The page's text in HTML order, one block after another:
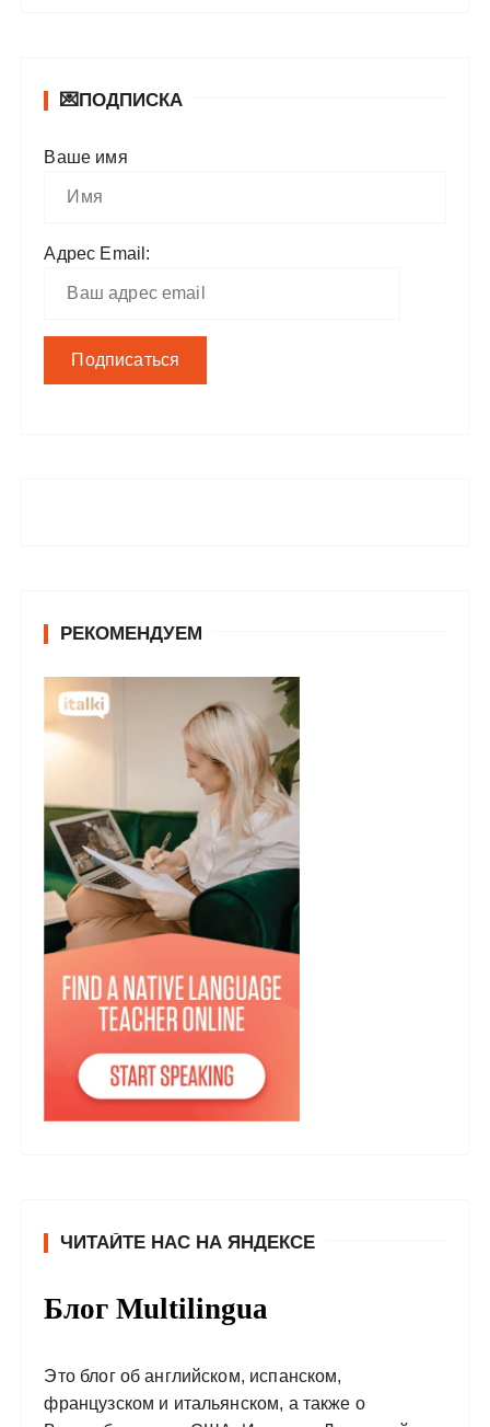
💌ПОДПИСКА
Ваше имя
Адрес Email:
РЕКОМЕНДУЕМ
ЧИТАЙТЕ НАС НА ЯНДЕКСЕ
Блог Multilingua
Это блог об английском, испанском,
французском и итальянском, а также о